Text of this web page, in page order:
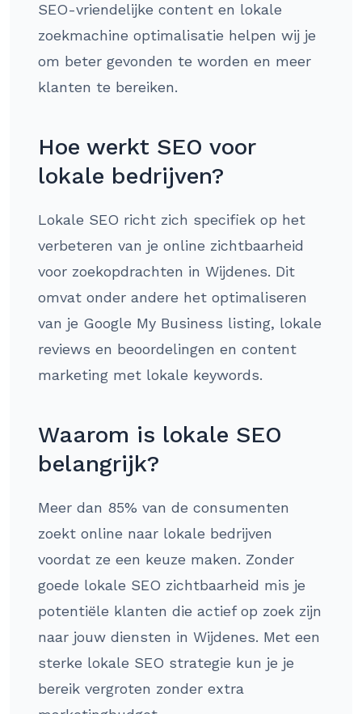
SEO-vriendelijke content en lokale
zoekmachine optimalisatie helpen wij je
om beter gevonden te worden en meer
klanten te bereiken.
Hoe werkt SEO voor
lokale bedrijven?
Lokale SEO richt zich specifiek op het
verbeteren van je online zichtbaarheid
voor zoekopdrachten in Wijdenes. Dit
omvat onder andere het optimaliseren
van je Google My Business listing, lokale
reviews en beoordelingen en content
marketing met lokale keywords.
Waarom is lokale SEO
belangrijk?
Meer dan 85% van de consumenten
zoekt online naar lokale bedrijven
voordat ze een keuze maken. Zonder
goede lokale SEO zichtbaarheid mis je
potentiële klanten die actief op zoek zijn
naar jouw diensten in Wijdenes. Met een
sterke lokale SEO strategie kun je je
bereik vergroten zonder extra